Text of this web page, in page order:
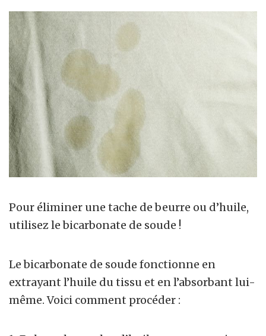
Pour éliminer une tache de beurre ou d’huile,
utilisez le bicarbonate de soude !
Le bicarbonate de soude fonctionne en
extrayant l’huile du tissu et en l’absorbant lui-
même. Voici comment procéder :